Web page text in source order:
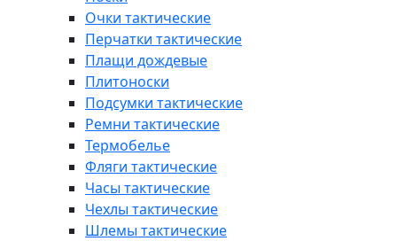
Очки тактические
Перчатки тактические
Плащи дождевые
Плитоноски
Подсумки тактические
Ремни тактические
Термобелье
Фляги тактические
Часы тактические
Чехлы тактические
Шлемы тактические